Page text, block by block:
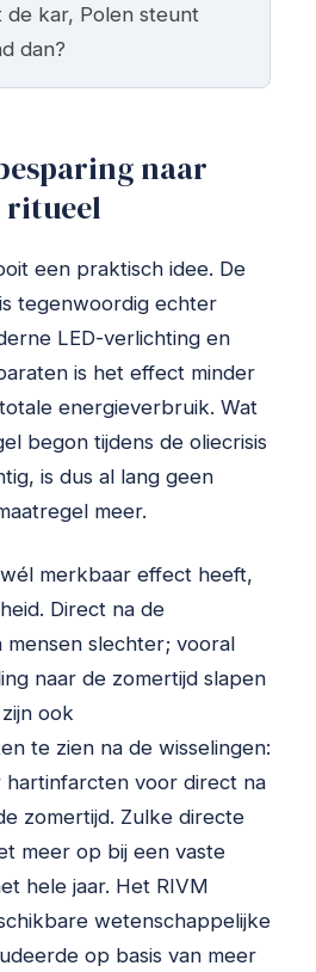
de kar, Polen steunt
dan?
naar
ritueel
een praktisch idee. De
tegenwoordig echter
LED-verlichting en
is het effect minder
energieverbruik. Wat
begon tijdens de oliecrisis
is dus al lang geen
meer.
merkbaar effect heeft,
Direct na de
mensen slechter; vooral
naar de zomertijd slapen
ook
te zien na de wisselingen:
hartinfarcten voor direct na
zomertijd. Zulke directe
meer op bij een vaste
hele jaar. Het RIVM
wetenschappelijke
op basis van meer